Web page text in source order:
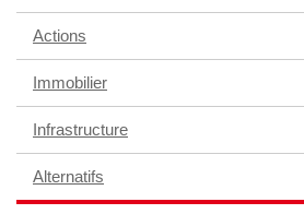
Actions
Immobilier
Infrastructure
Alternatifs